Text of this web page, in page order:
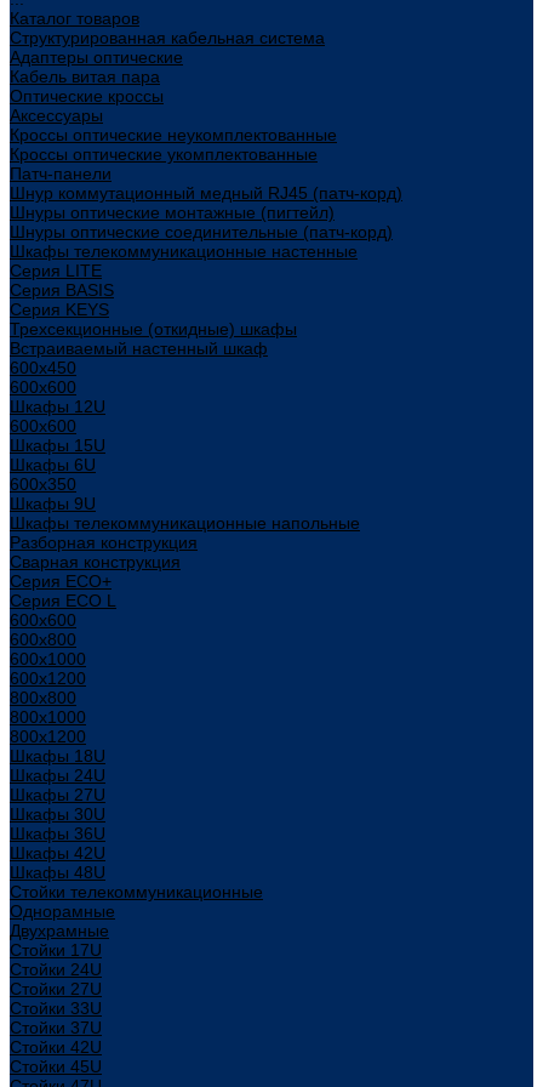
Каталог товаров
Структурированная кабельная система
Адаптеры оптические
Кабель витая пара
Оптические кроссы
Аксессуары
Кроссы оптические неукомплектованные
Кроссы оптические укомплектованные
Патч-панели
Шнур коммутационный медный RJ45 (патч-корд)
Шнуры оптические монтажные (пигтейл)
Шнуры оптические соединительные (патч-корд)
Шкафы телекоммуникационные настенные
Cерия LITE
Cерия BASIS
Cерия KEYS
Трехсекционные (откидные) шкафы
Встраиваемый настенный шкаф
600x450
600x600
Шкафы 12U
600x600
Шкафы 15U
Шкафы 6U
600x350
Шкафы 9U
Шкафы телекоммуникационные напольные
Разборная конструкция
Сварная конструкция
Серия ECO+
Серия ECO L
600x600
600x800
600х1000
600х1200
800x800
800х1000
800х1200
Шкафы 18U
Шкафы 24U
Шкафы 27U
Шкафы 30U
Шкафы 36U
Шкафы 42U
Шкафы 48U
Стойки телекоммуникационные
Однорамные
Двухрамные
Стойки 17U
Стойки 24U
Стойки 27U
Стойки 33U
Стойки 37U
Стойки 42U
Стойки 45U